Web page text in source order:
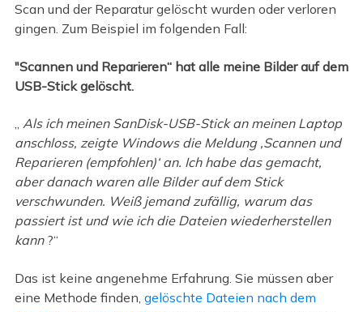
Scan und der Reparatur gelöscht wurden oder verloren
gingen. Zum Beispiel im folgenden Fall:
"Scannen und Reparieren“ hat alle meine Bilder auf dem
USB-Stick gelöscht.
„ Als ich meinen SanDisk-USB-Stick an meinen Laptop
anschloss, zeigte Windows die Meldung ‚Scannen und
Reparieren (empfohlen)‘ an. Ich habe das gemacht,
aber danach waren alle Bilder auf dem Stick
verschwunden. Weiß jemand zufällig, warum das
passiert ist und wie ich die Dateien wiederherstellen
kann?“
Das ist keine angenehme Erfahrung. Sie müssen aber
eine Methode finden, gelöschte Dateien nach dem